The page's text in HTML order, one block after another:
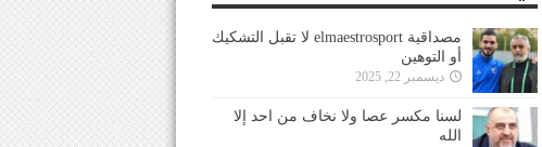
مصداقية elmaestrosport لا تقبل التشكيك
أو التوهين
ديسمبر 22, 2025
لسنا مكسر عصا ولا نخاف من احد إلا
الله